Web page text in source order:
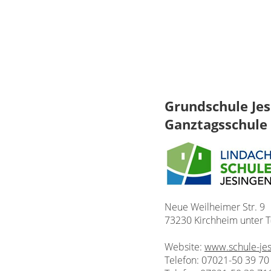
Grundschule
Ganztagsschule
Neue Weilheimer Str. 9
73230 Kirchheim unter
Website: www.schule-
Telefon: 07021-50 39 70